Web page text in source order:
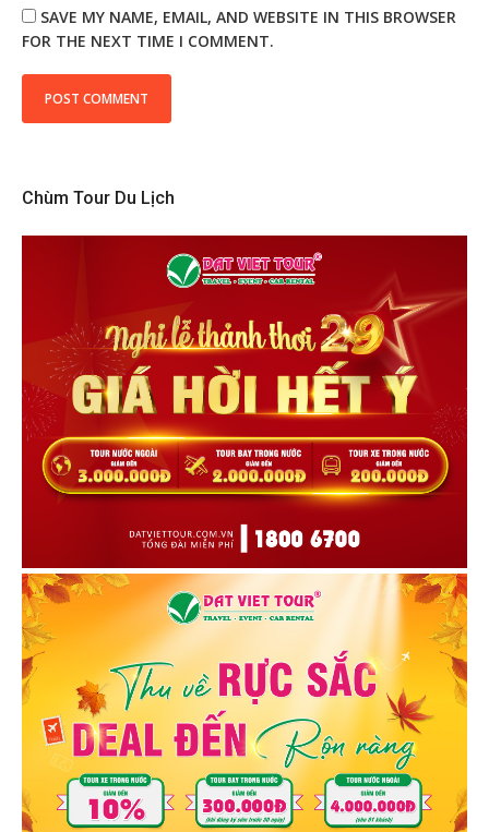
SAVE MY NAME, EMAIL, AND WEBSITE IN THIS BROWSER
FOR THE NEXT TIME I COMMENT.
Chùm Tour Du Lịch